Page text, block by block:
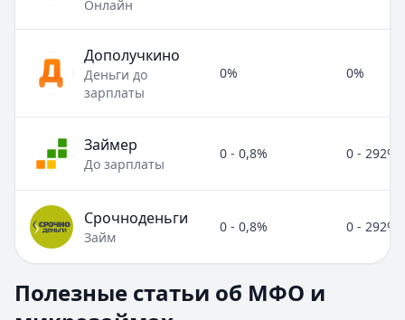
Онлайн
Дополучкино
Деньги до
зарплаты
0% 0%
Займер
До зарплаты
0 - 0,8% 0 - 292%
Срочноденьги
Займ
0 - 0,8% 0 - 292%
Раздел:МФО и микрозаймы. Всего статей: 8.
Полезные статьи об МФО и